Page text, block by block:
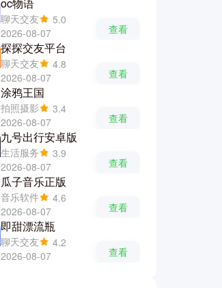
聊天交友
5.0
2026-08-07
查看
探探交友平台
聊天交友
4.8
2026-08-07
查看
涂鸦王国
拍照摄影
3.4
2026-08-07
查看
九号出行安卓版
生活服务
3.9
2026-08-07
查看
瓜子音乐正版
音乐软件
4.6
2026-08-07
查看
即甜漂流瓶
聊天交友
4.2
2026-08-07
查看